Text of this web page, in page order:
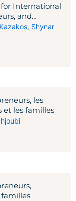
and
, Shynar
les
et les familles
familles